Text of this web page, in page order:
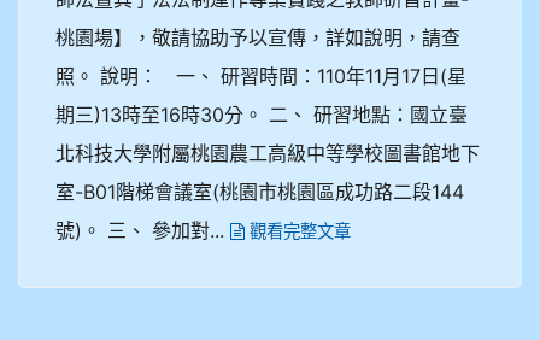
桃園場】，敬請協助予以宣傳，詳如說明，請查
照。 說明： 一、 研習時間：110年11月17日(星
期三)13時至16時30分。 二、 研習地點：國立臺
北科技大學附屬桃園農工高級中等學校圖書館地下
室-B01階梯會議室(桃園市桃園區成功路二段144
號)。 三、 參加對...
觀看完整文章